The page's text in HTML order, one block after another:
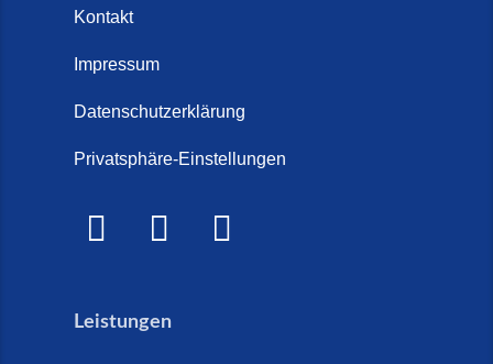
Kontakt
Impressum
Datenschutzerklärung
Privatsphäre-Einstellungen
Leistungen